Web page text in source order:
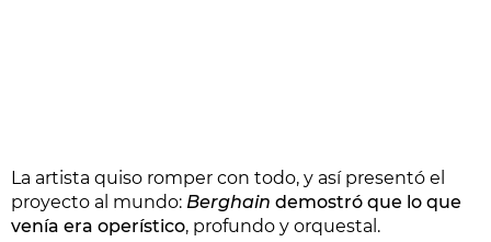
La artista quiso romper con todo, y así presentó el
proyecto al mundo: Berghain demostró que lo que
venía era operístico, profundo y orquestal.